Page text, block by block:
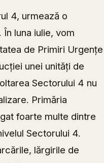
4, urmează o
luna iulie, vom
de Primiri Urgențe
unei unități de
Sectorului 4 nu
Primăria
foarte multe dintre
Sectorului 4.
lărgirile de